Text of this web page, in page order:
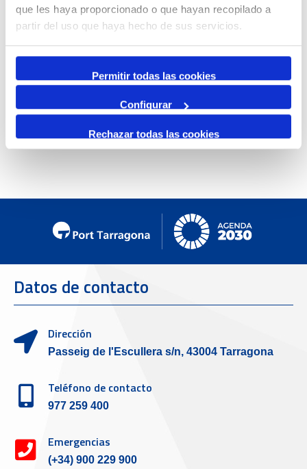
que les haya proporcionado o que hayan recopilado a
partir del uso que haya hecho de sus servicios.
Permitir todas las cookies
Configurar
Rechazar todas las cookies
Día Anterior
Siguiente Día
Datos de contacto
Dirección
Passeig de l'Escullera s/n, 43004 Tarragona
Teléfono de contacto
977 259 400
Emergencias
(+34) 900 229 900